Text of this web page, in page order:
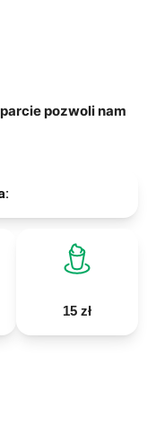
pozwoli nam
15 zł